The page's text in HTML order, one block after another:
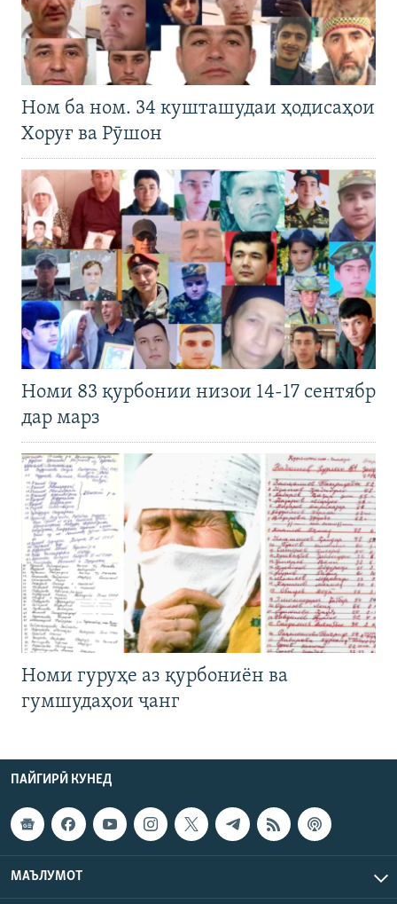
Ном ба ном. 34 кушташудаи ҳодисаҳои
Хоруғ ва Рӯшон
Номи 83 қурбонии низои 14-17 сентябр
дар марз
Номи гуруҳе аз қурбониён ва
гумшудаҳои ҷанг
ПАЙГИРӢ КУНЕД
МАЪЛУМОТ